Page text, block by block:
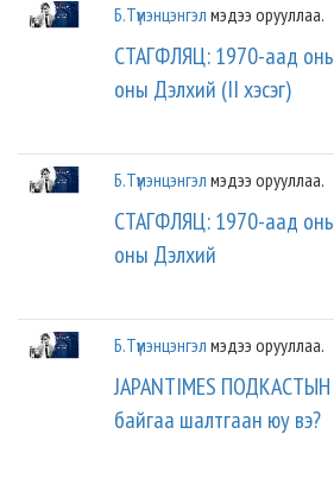
Б.Түмэнцэнгэл мэдээ орууллаа.
СТАГФЛЯЦ: 1970-аад
оны Дэлхий (II хэсэг)
Б.Түмэнцэнгэл мэдээ орууллаа.
СТАГФЛЯЦ: 1970-аад
оны Дэлхий
Б.Түмэнцэнгэл мэдээ орууллаа.
JAPANTIMES
байгаа шалтгаан юу вэ?